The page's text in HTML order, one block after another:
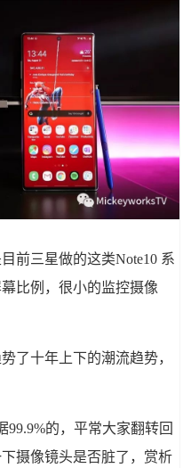
前三星做的这类Note10 系
比例，很小的监控摄像
了十年上下的潮流趋势，
的，平常大家翻转回
摄像镜头是否脏了，赏析